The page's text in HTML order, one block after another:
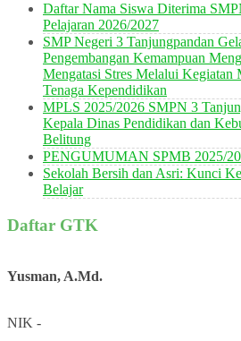
Daftar Nama Siswa Diterima
Pelajaran 2026/2027
SMP Negeri 3 Tanjungpandan
Pengembangan Kemampuan
Mengatasi Stres Melalui Kegiatan
Tenaga Kependidikan
MPLS 2025/2026 SMPN 3
Kepala Dinas Pendidikan dan
Belitung
PENGUMUMAN SPMB 2025/
Sekolah Bersih dan Asri: Kunci
Belajar
Daftar GTK
Yusman, A.Md.
NIK -